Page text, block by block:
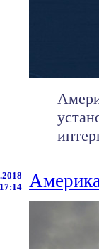
17:14